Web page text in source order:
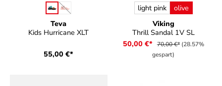
Teva
Kids Hurricane XLT
Farbeauswählen
(Diese Option ist zurzeit nicht verfügbar.)
55,00 €*
Viking
Thrill Sandal 1V SL
Farbeauswählen
light pink olive
50,00 €* 70,00 €* (28.57%
gespart)